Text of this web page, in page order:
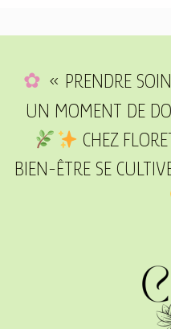
« PRENDRE SOIN
UN MOMENT DE
CHEZ
BIEN-ÊTRE SE